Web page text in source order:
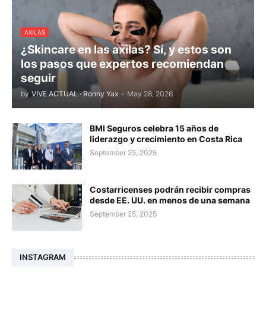
AXILAS
¿Skincare en las axilas? Sí, y estos son
los pasos que expertos recomiendan
seguir
by VIVE ACTUAL · Ronny Yax - May 28, 2026
BMI Seguros celebra 15 años de
liderazgo y crecimiento en Costa Rica
September 25, 2025
Costarricenses podrán recibir compras
desde EE. UU. en menos de una semana
September 25, 2025
INSTAGRAM